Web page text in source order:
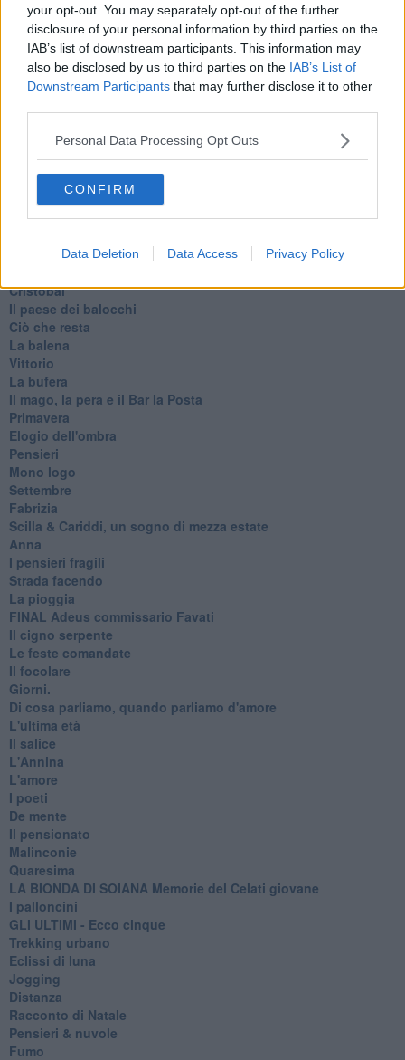
your opt-out. You may separately opt-out of the further
disclosure of your personal information by third parties on the
IAB’s list of downstream participants. This information may
also be disclosed by us to third parties on the IAB’s List of
Downstream Participants that may further disclose it to other
Personal Data Processing Opt Outs
CONFIRM
Data Deletion Data Access Privacy Policy
Il diluvio
La classe
Pensieri incoerenti
Dal balcone
Insomnia
Il guardiano
Erodoto e Tucidide
Il padre della storia
Pensieri brevi
L'evoluzione della specie
Il servizio
L'Oscuro
Cristobal
Il paese dei balocchi
Ciò che resta
La balena
Vittorio
La bufera
Il mago, la pera e il Bar la Posta
Primavera
Elogio dell'ombra
Pensieri
Mono logo
Settembre
Fabrizia
​Scilla & Cariddi, un sogno di mezza estate
Anna
I pensieri fragili
Strada facendo
La pioggia
FINAL Adeus commissario Favati
Il cigno serpente
Le feste comandate
Il focolare
Giorni.
Di cosa parliamo, quando parliamo d'amore
L'ultima età
Il salice
L'Annina
L'amore
I poeti
De mente
Il pensionato
Malinconie
Quaresima
LA BIONDA DI SOIANA Memorie del Celati giovane
I palloncini
GLI ULTIMI - Ecco cinque
Trekking urbano
Eclissi di luna
Jogging
Distanza
Racconto di Natale
Pensieri & nuvole
Fumo